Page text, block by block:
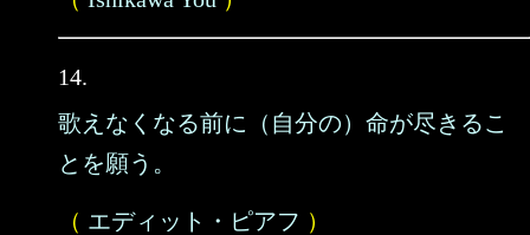
14.
歌えなくなる前に（自分の）命が尽きるこ
とを願う。
（ エディット・ピアフ ）